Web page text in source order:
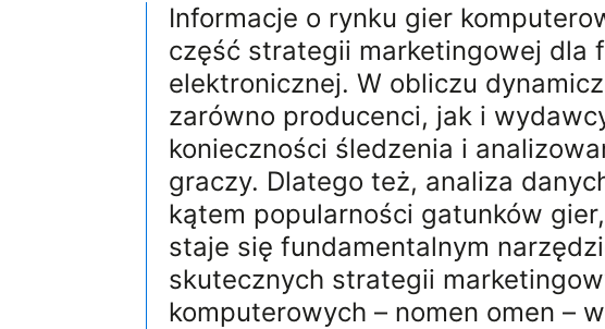
Informacje o rynku gier
część strategii marketingowej dla
elektronicznej. W obliczu
zarówno producenci, jak i
konieczności śledzenia i
graczy. Dlatego też, analiza
kątem popularności gatunków
staje się fundamentalnym
skutecznych strategii
komputerowych – nomen omen –